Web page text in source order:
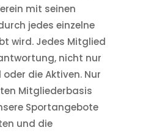
mit seinen
jedes einzelne
wird. Jedes Mitglied
nicht nur
die Aktiven. Nur
Mitgliederbasis
Sportangebote
und die